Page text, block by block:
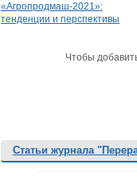
«Агропродмаш-2021»:
тенденции и перспективы
Чтобы
Статьи журнала